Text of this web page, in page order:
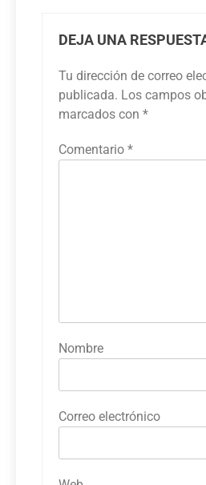
DEJA UNA
Tu dirección de correo
publicada. Los campos
marcados con *
Comentario *
Nombre
Correo electrónico